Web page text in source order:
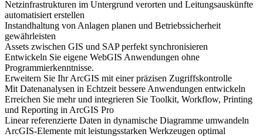
Netzinfrastrukturen im Untergrund verorten und Leitungsauskünfte
automatisiert erstellen
Instandhaltung von Anlagen planen und Betriebssicherheit
gewährleisten
Assets zwischen GIS und SAP perfekt synchronisieren
Entwickeln Sie eigene WebGIS Anwendungen ohne
Programmierkenntnisse.
Erweitern Sie Ihr ArcGIS mit einer präzisen Zugriffskontrolle
Mit Datenanalysen in Echtzeit bessere Anwendungen entwickeln
Erreichen Sie mehr und integrieren Sie Toolkit, Workflow, Printing
und Reporting in ArcGIS Pro
Linear referenzierte Daten in dynamische Diagramme umwandeln
ArcGIS-Elemente mit leistungsstarken Werkzeugen optimal